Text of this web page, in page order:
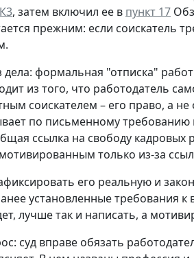
, затем включил ее в пункт 17
прежним: если соискатель
формальная "отписка"
из того, что работодатель
соискателем – его право, а
по письменному
ссылка на свободу
только из-за
его реальную и
установленные требования
лучше так и написать, а
суд вправе обязать